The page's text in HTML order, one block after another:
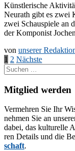
Künst­le­ri­sche
Neu­r­a­th gibt es zwei
zwei Schau­spie­le an
der Kom­po­nist
von unserer
der
Beiträge
1 2 Nächste
Suchen
nach:
Mitglied werden
Ver­meh­ren Sie Ihr
neh­men Sie an
da­bei, das kul­tu­rel­le
ren De­tails und die
schaft.